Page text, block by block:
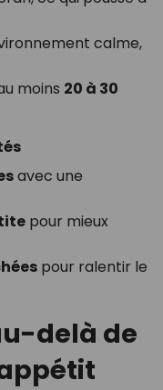
calme,
moins 20 à 30
avec une
pour mieux
pour ralentir le
delà de